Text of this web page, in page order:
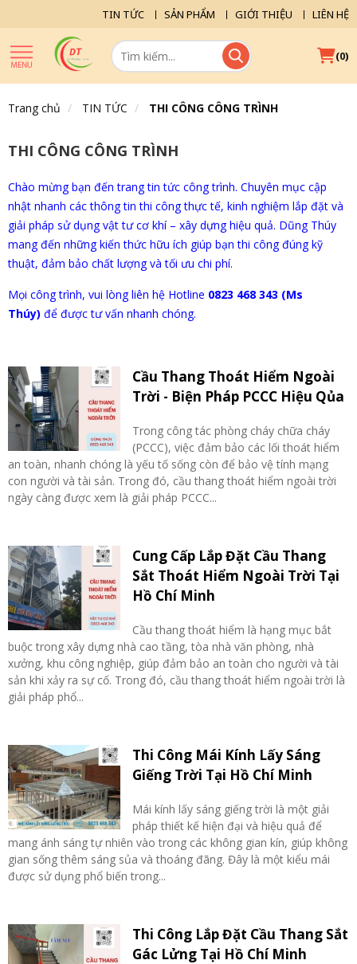
TIN TỨC SẢN PHẨM GIỚI THIỆU LIÊN HỆ
(0)
Trang chủ TIN TỨC THI CÔNG CÔNG TRÌNH
THI CÔNG CÔNG TRÌNH
Chào mừng bạn đến trang tin tức công trình. Chuyên mục cập
nhật nhanh các thông tin thi công thực tế, kinh nghiệm lắp đặt và
giải pháp sử dụng vật tư cơ khí – xây dựng hiệu quả. Dũng Thúy
mang đến những kiến thức hữu ích giúp bạn thi công đúng kỹ
thuật, đảm bảo chất lượng và tối ưu chi phí.
Mọi công trình, vui lòng liên hệ Hotline 0823 468 343 (Ms
Thúy) để được tư vấn nhanh chóng.
Cầu Thang Thoát Hiểm Ngoài
Trời - Biện Pháp PCCC Hiệu Qủa
Trong công tác phòng cháy chữa cháy
(PCCC), việc đảm bảo các lối thoát hiểm
an toàn, nhanh chóng là yếu tố sống còn để bảo vệ tính mạng
con người và tài sản. Trong đó, cầu thang thoát hiểm ngoài trời
ngày càng được xem là giải pháp PCCC...
Cung Cấp Lắp Đặt Cầu Thang
Sắt Thoát Hiểm Ngoài Trời Tại
Hồ Chí Minh
Cầu thang thoát hiểm là hạng mục bắt
buộc trong xây dựng nhà cao tầng, tòa nhà văn phòng, nhà
xưởng, khu công nghiệp, giúp đảm bảo an toàn cho người và tài
sản khi xảy ra sự cố. Trong đó, cầu thang thoát hiểm ngoài trời là
giải pháp phổ...
Thi Công Mái Kính Lấy Sáng
Giếng Trời Tại Hồ Chí Minh
Mái kính lấy sáng giếng trời là một giải
pháp thiết kế hiện đại và hiệu quả để
mang ánh sáng tự nhiên vào trong các không gian kín, giúp không
gian sống thêm sáng sủa và thoáng đãng. Đây là một kiểu mái
được sử dụng phổ biến trong...
Thi Công Lắp Đặt Cầu Thang Sắt
Gác Lửng Tại Hồ Chí Minh